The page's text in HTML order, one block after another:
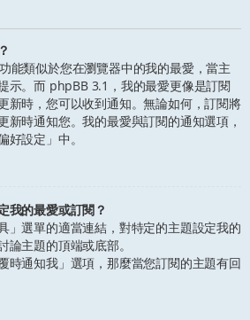
能類似於您在瀏覽器中的我的最愛，當主
示。而 phpBB 3.1，我的最愛更像是訂閱
新時，您可以收到通知。無論如何，訂閱將
新時通知您。我的最愛與訂閱的通知選項，
好設定」中。
我的最愛或訂閱？
」選單的適當連結，對特定的主題設定我的
主題的頂端或底部。
時通知我」選項，那麼當您訂閱的主題有回